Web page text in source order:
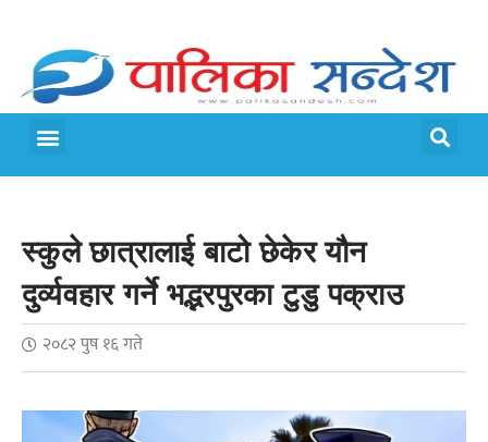
स्कुले छात्रालाई बाटो छेकेर यौन
दुर्व्यवहार गर्ने भद्भरपुरका टुडु पक्राउ
२०८२ पुष १६ गते